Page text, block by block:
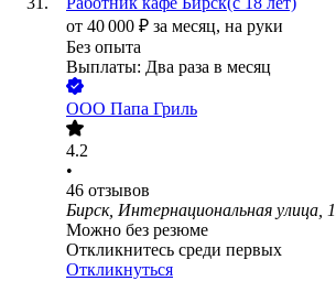
от 40 000 ₽ за месяц, на руки
Без опыта
Выплаты: Два раза в месяц
ООО Папа Гриль
4.2
•
46 отзывов
Бирск, Интернациональная улица,
Можно без резюме
Откликнитесь среди первых
Откликнуться